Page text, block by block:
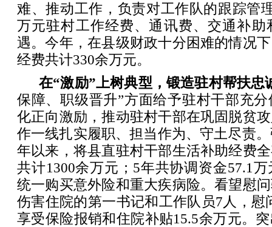
难、推动工作，负责对工作队的跟踪管
万元驻村工作经费、通讯费、交通补助
遇。今年，在县级财政十分困难的情况
经费共计330余万元。
在“激励”上树典型，锻造驻村帮扶忠
保障、职级晋升”方面给予驻村干部充
化正向激励，推动驻村干部在巩固脱贫
作一线扎实履职、担当作为、守土尽责
年以来，将县直驻村干部生活补助经费
共计1300余万元；5年共协调资金57.1
统一购买意外险和重大疾病险。看望慰
伤害住院的第一书记和工作队员7人，慰
享受保险报销和住院补贴15.5余万元。